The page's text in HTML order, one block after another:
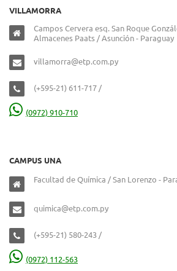
VILLAMORRA
Campos Cervera esq. San Roque
Almacenes Paats / Asunción - Paraguay
villamorra@etp.com.py
(+595-21) 611-717 /
(0972) 910-710
CAMPUS UNA
Facultad de Química / San Lorenzo -
quimica@etp.com.py
(+595-21) 580-243 /
(0972) 112-563